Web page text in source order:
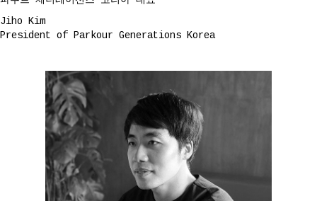
Jiho Kim
President of Parkour Generations Korea